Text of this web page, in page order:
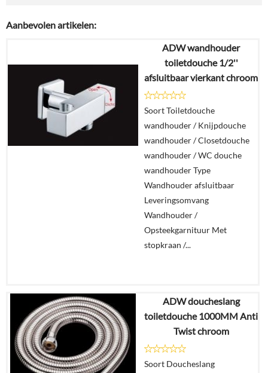
Aanbevolen artikelen:
ADW wandhouder
toiletdouche 1/2''
afsluitbaar vierkant chroom
Soort Toiletdouche
wandhouder / Knijpdouche
wandhouder / Closetdouche
wandhouder / WC douche
wandhouder Type
Wandhouder afsluitbaar
Leveringsomvang
Wandhouder /
Opsteekgarnituur Met
stopkraan /...
€39,81
€28,45
ADW doucheslang
toiletdouche 1000MM Anti
Twist chroom
Soort Doucheslang